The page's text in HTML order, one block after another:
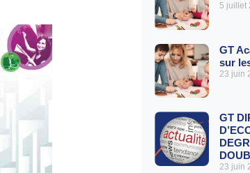
5 juillet
GT
sur
23 juin
GT
23 juin